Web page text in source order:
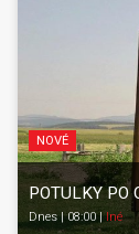
NOVÉ
POTULKY
Dnes | 08:00|Iné